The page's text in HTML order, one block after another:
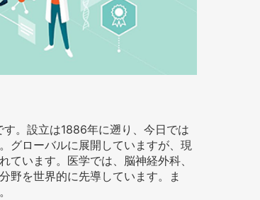
。設立は1886年に遡り、今日では
グローバルに展開していますが、現
います。医学では、脳神経外科、
野を世界的に先導しています。ま